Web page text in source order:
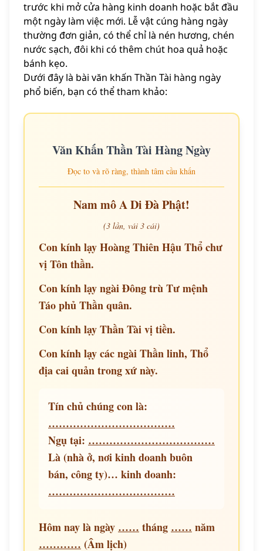
trước khi mở cửa hàng kinh doanh hoặc bắt đầu
một ngày làm việc mới. Lễ vật cúng hàng ngày
thường đơn giản, có thể chỉ là nén hương, chén
nước sạch, đôi khi có thêm chút hoa quả hoặc
bánh kẹo.
Dưới đây là bài văn khấn Thần Tài hàng ngày
phổ biến, bạn có thể tham khảo:
Văn Khấn Thần Tài Hàng Ngày
Đọc to và rõ ràng, thành tâm cầu khấn
Nam mô A Di Đà Phật!
(3 lần, vái 3 cái)
Con kính lạy Hoàng Thiên Hậu Thổ chư
vị Tôn thần.
Con kính lạy ngài Đông trù Tư mệnh
Táo phủ Thần quân.
Con kính lạy Thần Tài vị tiền.
Con kính lạy các ngài Thần linh, Thổ
địa cai quản trong xứ này.
Tín chủ chúng con là:
………………………………
Ngụ tại: ………………………………
Là (nhà ở, nơi kinh doanh buôn
bán, công ty)… kinh doanh:
………………………………
Hôm nay là ngày …… tháng …… năm
………… (Âm lịch)